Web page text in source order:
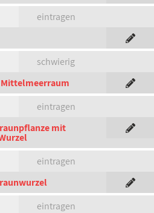
eintragen
schwierig
eintragen
mit
eintragen
eintragen